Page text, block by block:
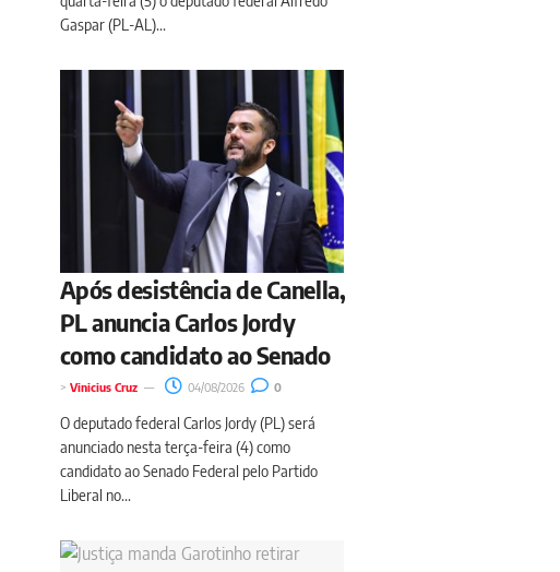
Gaspar (PL-AL)...
Após desistência de Canella,
PL anuncia Carlos Jordy
como candidato ao Senado
> Vinicius Cruz 04/08/2026 0
O deputado federal Carlos Jordy (PL) será
anunciado nesta terça-feira (4) como
candidato ao Senado Federal pelo Partido
Liberal no...